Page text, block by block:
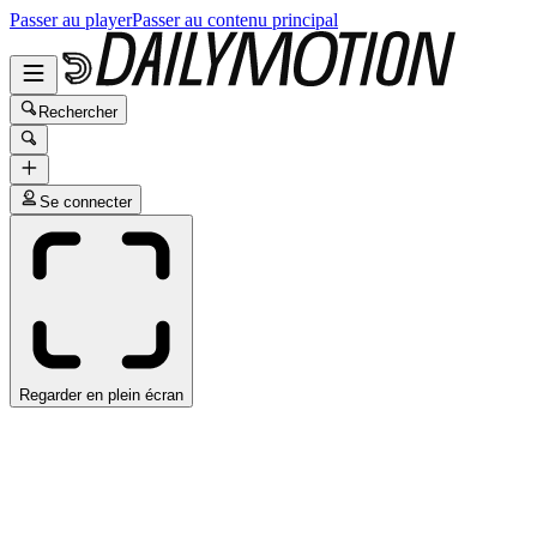
Passer au playerPasser au contenu principal
Rechercher
Se connecter
Regarder en plein écran